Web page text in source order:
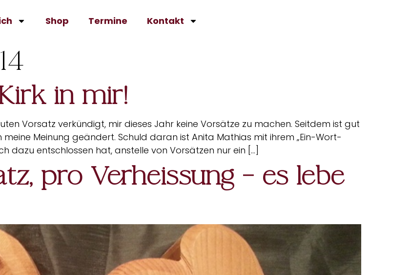
Shop Termine Kontakt
in mir!
Vorsatz verkündigt, mir dieses Jahr keine Vorsätze zu machen. Seitdem ist gut
Meinung geändert. Schuld daran ist Anita Mathias mit ihrem „Ein-Wort-
dazu entschlossen hat, anstelle von Vorsätzen nur ein […]
pro Verheissung – es lebe